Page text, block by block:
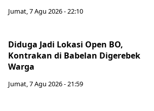
Jumat, 7 Agu 2026 - 22:10
Diduga Jadi Lokasi Open BO,
Kontrakan di Babelan Digerebek
Warga
Jumat, 7 Agu 2026 - 21:59